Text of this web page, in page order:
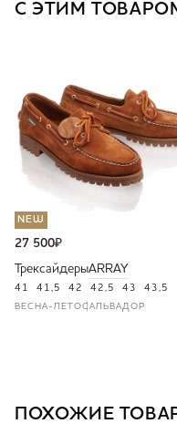
С ЭТИМ
NEW
27 500₽
ТрексайдерыARRAY
41 41,5 42 42,5 43 43,5
ВЕСНА-ЛЕТОСАЛЬВАДОР
ПОХОЖИЕ